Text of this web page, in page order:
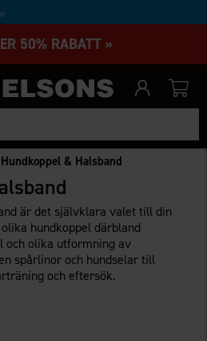
50% RABATT »
Hundkoppel & Halsband
är det självklara valet till din
hundkoppel därbland
och olika utformning av
spårlinor och hundselar till
och eftersök.